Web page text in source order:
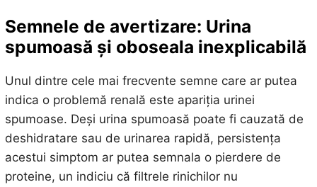
Semnele de avertizare: Urina
spumoasă și oboseala inexplicabilă
Unul dintre cele mai frecvente semne care ar putea
indica o problemă renală este apariția urinei
spumoase. Deși urina spumoasă poate fi cauzată de
deshidratare sau de urinarea rapidă, persistența
acestui simptom ar putea semnala o pierdere de
proteine, un indiciu că filtrele rinichilor nu